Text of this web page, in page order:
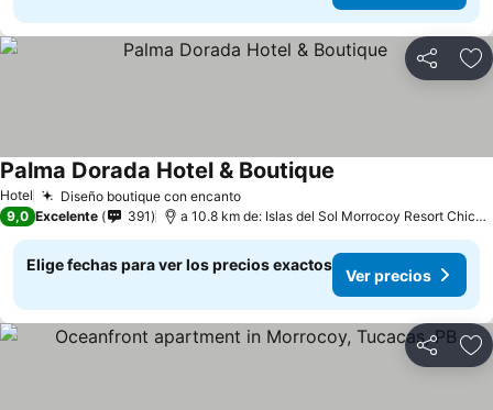
Compartir
Hotel Diseño boutique con encanto
Palma Dorada Hotel & Boutique
9,0 Excelente 391 a 10.8 km de: Islas del Sol Morrocoy Resort Chichiriviche
Elige fechas para ver los precios exactos
Ver precios
Compartir